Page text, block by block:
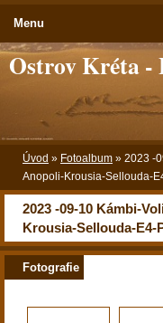
Ostrov Kréta -
Úvod » Fotoalbum » 2023 -
Anopoli-Krousia-Sellouda-
2023 -09-10 Kámbi-
Krousia-Sellouda-
Fotografie
Menu